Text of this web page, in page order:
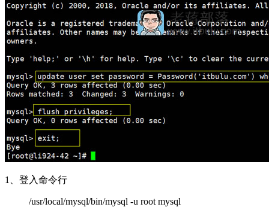
1、登入命令行
/usr/local/mysql/bin/mysql -u root mysql